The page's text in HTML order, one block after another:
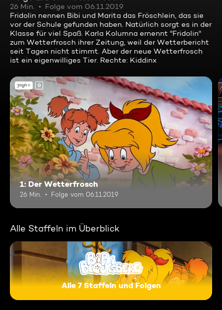
26 Min.
Folge vom 06.11.2019
Fridolin nennen Bibi und Marita das Fröschlein, das sie
vor der Schule gefunden haben. Natürlich sorgt es in der
Klasse für viel Spaß. Karla Kolumna ernennt "Fridolin"
zum Wetterfrosch ihrer Zeitung, weil der Wetterbericht
seit Tagen nicht stimmt. Aber der neue Wetterfrosch
ist ein eigenwilliges Tier. Rechte: Kiddinx
0
1: Der Wetterfrosch
26 Min. Folge vom 06.11.2019
Alle Staffeln im Überblick
Alle 7 Staffeln und Folgen